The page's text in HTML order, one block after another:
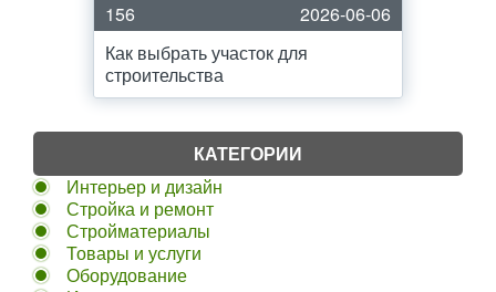
156
2026-06-06
Как выбрать участок для
строительства
КАТЕГОРИИ
Интерьер и дизайн
Стройка и ремонт
Стройматериалы
Товары и услуги
Оборудование